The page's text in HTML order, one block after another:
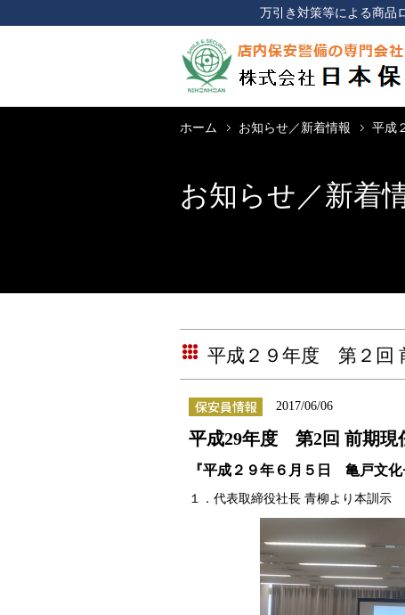
万引き対策等による商品
ホーム お知らせ／新着情報 平成
お知らせ／新着
平成２９年度 第２回
2017/06/06
平成29年度 第2回 前期現
『平成２９年６月５日 亀戸文
１．代表取締役社長 青柳より本訓示